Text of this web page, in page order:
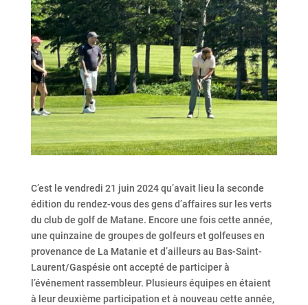
C’est le vendredi 21 juin 2024 qu’avait lieu la seconde
édition du rendez-vous des gens d’affaires sur les verts
du club de golf de Matane. Encore une fois cette année,
une quinzaine de groupes de golfeurs et golfeuses en
provenance de La Matanie et d’ailleurs au Bas-Saint-
Laurent/Gaspésie ont accepté de participer à
l’événement rassembleur. Plusieurs équipes en étaient
à leur deuxième participation et à nouveau cette année,